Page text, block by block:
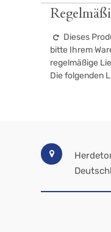
Dieses
bitte Ihrem
regelmäßige
Die folgenden